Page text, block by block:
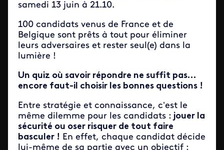
samedi 13 juin à 21.10.
100 candidats venus de France et de
Belgique sont prêts à tout pour éliminer
leurs adversaires et rester seul(e) dans la
lumière !
Un quiz où savoir répondre ne suffit pas…
encore faut-il choisir les bonnes questions !
Entre stratégie et connaissance, c’est le
même dilemme pour les candidats : jouer la
sécurité ou oser risquer de tout faire
basculer ! En effet, chaque candidat décide
lui-même de sa partie avec un objectif :